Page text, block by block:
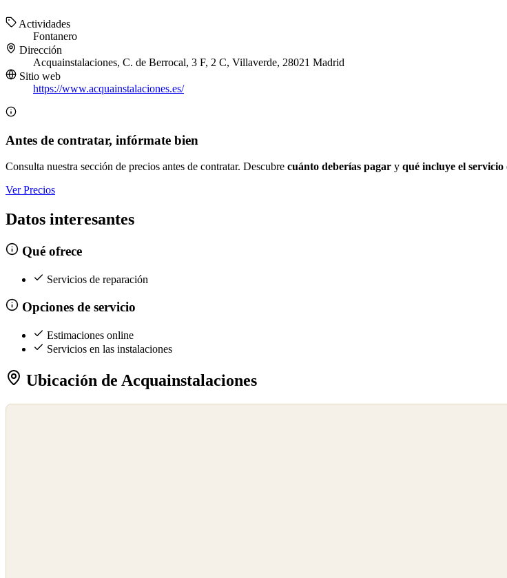
Actividades
Fontanero
Dirección
Acquainstalaciones, C. de Berrocal, 3 F, 2 C, Villaverde, 28021 Madrid
Sitio web
https://www.acquainstalaciones.es/
Antes de contratar, infórmate bien
Consulta nuestra sección de precios antes de contratar. Descubre cuánto deberías pagar y qué incluye el servicio
Ver Precios
Datos interesantes
Qué ofrece
Servicios de reparación
Opciones de servicio
Estimaciones online
Servicios en las instalaciones
Ubicación de Acquainstalaciones